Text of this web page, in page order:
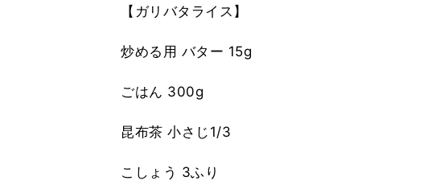
【ガリバタライス】
炒める用 バター 15g
ごはん 300g
昆布茶 小さじ1/3
こしょう 3ふり